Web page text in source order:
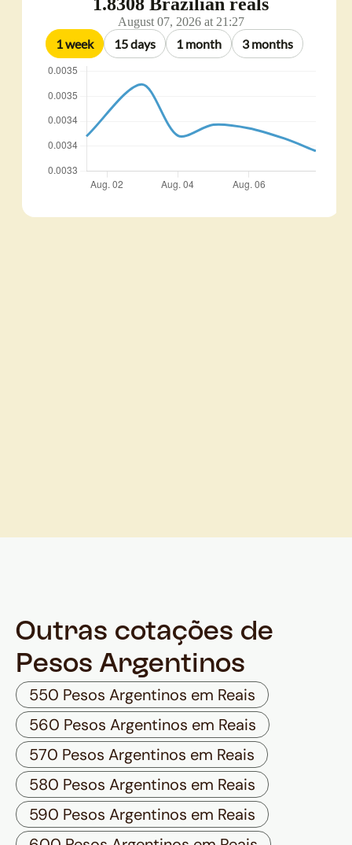
Outras cotações de
Pesos Argentinos
550 Pesos Argentinos em Reais
560 Pesos Argentinos em Reais
570 Pesos Argentinos em Reais
580 Pesos Argentinos em Reais
590 Pesos Argentinos em Reais